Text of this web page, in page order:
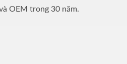
OEM trong 30 năm.